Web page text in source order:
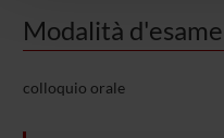
con altre informazioni che
raccolto dal tuo utilizzo
Modalità d'esame
colloquio orale